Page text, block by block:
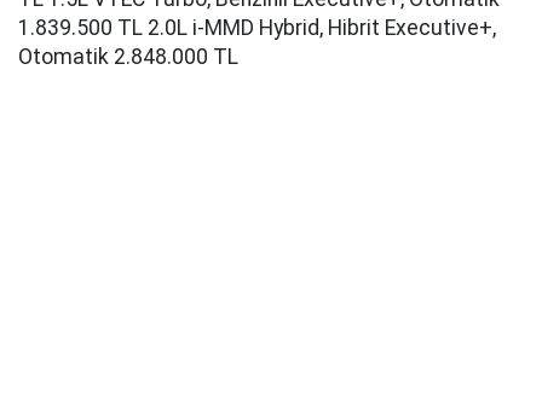
1.839.500 TL 2.0L i-MMD Hybrid, Hibrit Executive+,
Otomatik 2.848.000 TL